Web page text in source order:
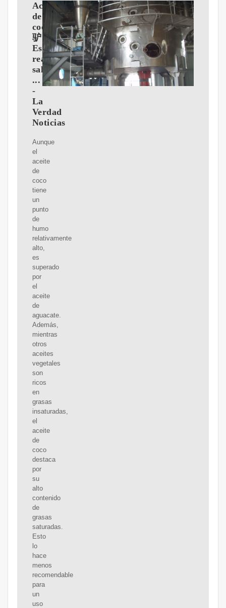
Aceite
de
coco:
驴
Es
realmente
saludable
...
-
La
Verdad
Noticias
Aunque
el
aceite
de
coco
tiene
un
punto
de
humo
relativamente
alto,
es
superado
por
el
aceite
de
aguacate.
Además,
mientras
otros
aceites
vegetales
son
ricos
en
grasas
insaturadas,
el
aceite
de
coco
destaca
por
su
alto
contenido
de
grasas
saturadas.
Esto
lo
hace
menos
recomendable
para
un
uso